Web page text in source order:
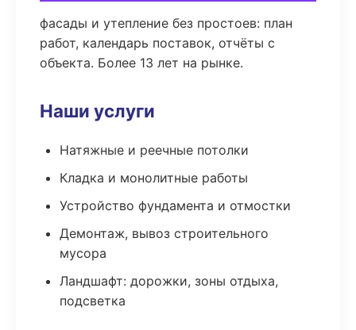
фасады и утепление без простоев: план
работ, календарь поставок, отчёты с
объекта. Более 13 лет на рынке.
Наши услуги
Натяжные и реечные потолки
Кладка и монолитные работы
Устройство фундамента и отмостки
Демонтаж, вывоз строительного
мусора
Ландшафт: дорожки, зоны отдыха,
подсветка